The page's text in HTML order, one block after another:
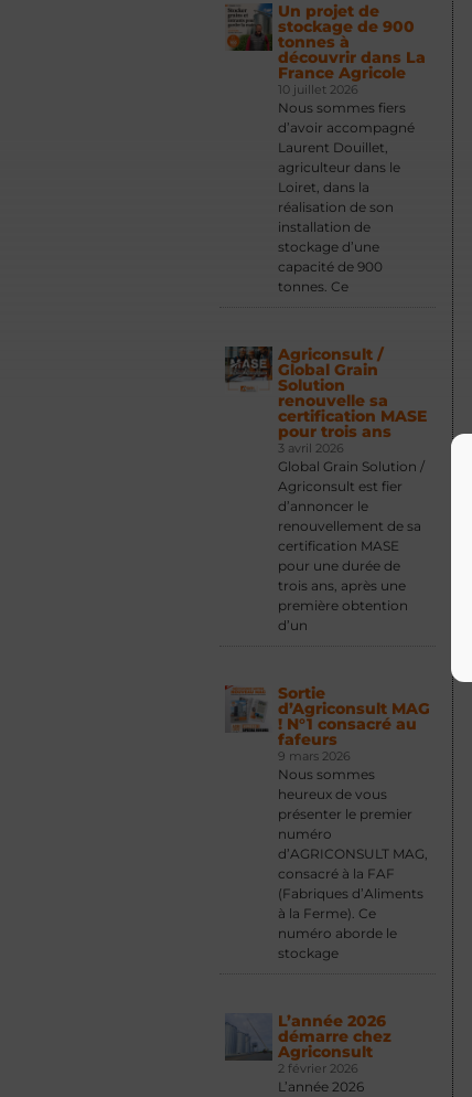
Un projet de
stockage de 900
tonnes à
découvrir dans La
France Agricole
10 juillet 2026
Nous sommes fiers
d’avoir accompagné
Laurent Douillet,
agriculteur dans le
Loiret, dans la
réalisation de son
installation de
stockage d’une
capacité de 900
tonnes. Ce
Agriconsult /
Global Grain
Solution
renouvelle sa
certification MASE
pour trois ans
3 avril 2026
Global Grain Solution /
Agriconsult est fier
d’annoncer le
renouvellement de sa
certification MASE
pour une durée de
trois ans, après une
première obtention
d’un
Sortie
d’Agriconsult MAG
! N°1 consacré au
fafeurs
9 mars 2026
Nous sommes
heureux de vous
présenter le premier
numéro
d’AGRICONSULT MAG,
consacré à la FAF
(Fabriques d’Aliments
à la Ferme). Ce
numéro aborde le
stockage
L’année 2026
démarre chez
Agriconsult
2 février 2026
L’année 2026